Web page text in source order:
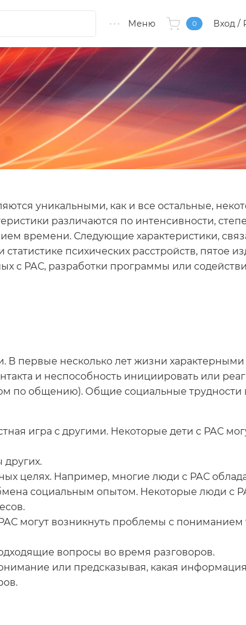
Меню 0 Вход/
уникальными, как и все остальные,
различаются по интенсивности,
времени. Следующие характеристики,
психических расстройств, пятое
с РАС, разработки программы или
первые несколько лет жизни характерными
и неспособность инициировать или
по общению). Общие социальные трудности
игра с другими. Некоторые дети с РАС
других.
целях. Например, многие люди с РАС
социальным опытом. Некоторые люди с
могут возникнуть проблемы с пониманием
вопросы во время разговоров.
или предсказывая, какая